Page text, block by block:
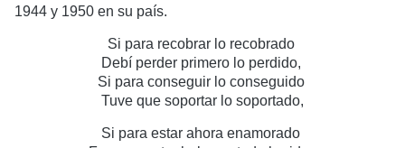
1944 y 1950 en su país.
Si para recobrar lo recobrado
Debí perder primero lo perdido,
Si para conseguir lo conseguido
Tuve que soportar lo soportado,
how marijuana helps treat spinal cord injury
Si para estar ahora enamorado